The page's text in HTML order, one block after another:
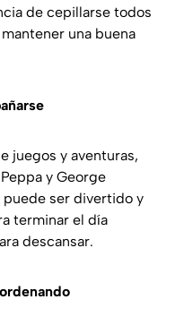
de cepillarse todos
una buena
juegos y aventuras,
y George
puede ser divertido y
terminar el día
descansar.